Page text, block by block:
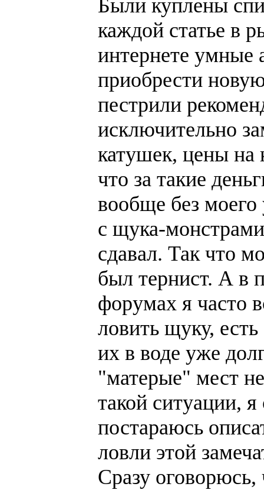
Были куплены
каждой статье в
интернете умные
приобрести
пестрили
исключительно
катушек, цены на
что за такие
вообще без
с щука-
сдавал. Так что
был тернист. А в
форумах я часто
ловить щуку,
их в воде уже
"матерые" мест
такой ситуации,
постараюсь
ловли этой
Сразу оговорюсь,